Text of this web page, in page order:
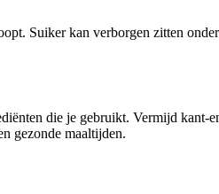
Suiker kan verborgen zitten
die je gebruikt. Vermijd kant-
gezonde maaltijden.